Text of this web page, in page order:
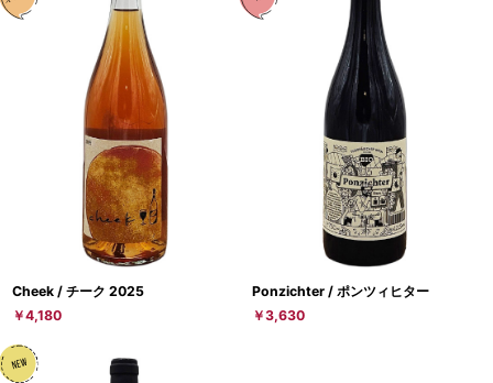
Cheek / チーク 2025
￥4,180
Ponzichter / ポンツィヒター
￥3,630